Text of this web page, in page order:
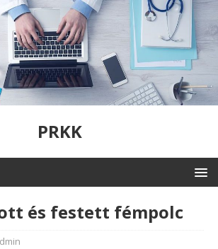
PRKK
és festett fémpolc